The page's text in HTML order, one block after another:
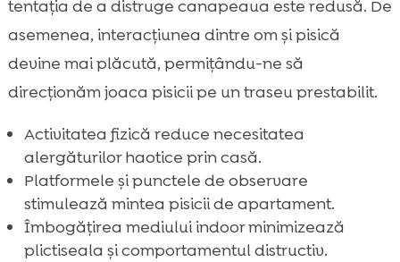
tentația de a distruge canapeaua este redusă. De
asemenea, interacțiunea dintre om și pisică
devine mai plăcută, permițându-ne să
direcționăm joaca pisicii pe un traseu prestabilit.
Activitatea fizică reduce necesitatea
alergăturilor haotice prin casă.
Platformele și punctele de observare
stimulează mintea pisicii de apartament.
Îmbogățirea mediului indoor minimizează
plictiseala și comportamentul distructiv.